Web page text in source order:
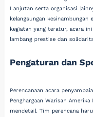
Lanjutan serta organisasi
kelangsungan kesinambungan
kegiatan yang teratur, acara
lambang prestise dan
Pengaturan dan
Perencanaan acara
Penghargaan Warisan
mendetail. Tim perencana